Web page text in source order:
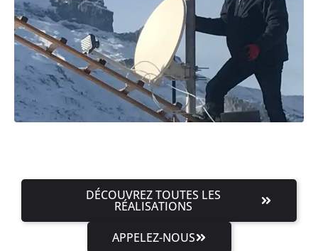
DÉCOUVREZ TOUTES LES
RÉALISATIONS
APPELEZ-NOUS